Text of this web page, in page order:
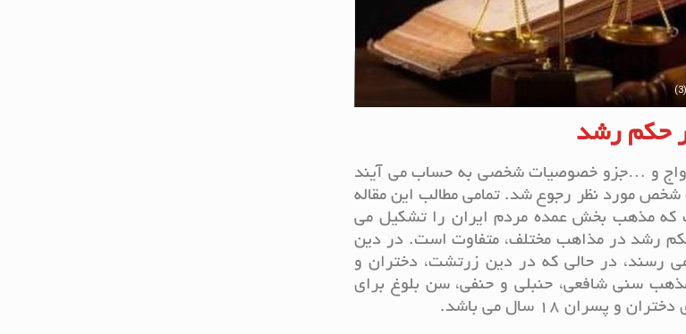
حکم رشد
و …جزو خصوصیات شخصی به حساب می آیند
شخص مورد نظر رجوع شد. تمامی مطالب این مقاله
که مذهب بخش عمده مردم ایران را تشکیل می
رشد در مذاهب مختلف، متفاوت است. در دین
پسران در 13 سالگی به بلوغ می رسند، در حالی که در دین زرتشت، دختران و
در مذهب سنی شافعی، حنبلی و حنفی، سن بلوغ برای